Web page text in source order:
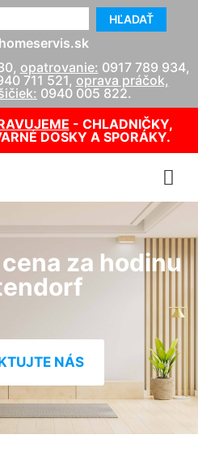
HĽADAŤ
, opatrovanie: 0917 789 934,
711 521, oprava práčok,
0940 005 822.
- CHLADNIČKY,
DOSKY A SPORÁKY.
za hodinu
NÁS